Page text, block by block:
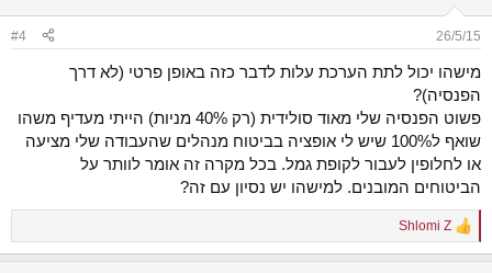
s
26/5/15
#4
מישהו יכול לתת הערכת עלות לדבר כזה באופן פרטי (לא דרך
הפנסיה)?
פשוט הפנסיה שלי מאוד סולידית (רק 40% מניות) הייתי מעדיף משהו
שואף ל100% שיש לי אופציה בביטוח מנהלים שהעבודה שלי מציעה
או לחלופין לעבור לקופת גמל. בכל מקרה זה אומר לוותר על
הביטוחים המובנים. למישהו יש נסיון עם זה?
R
e
Shlomi Z